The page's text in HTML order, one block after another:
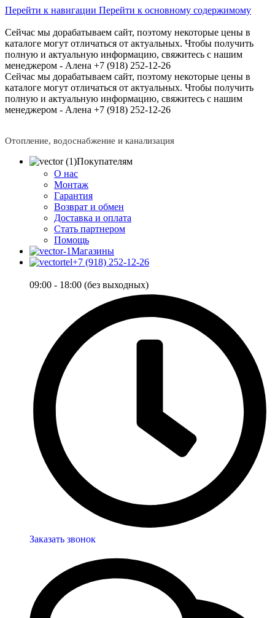
Перейти к навигации Перейти к основному содержимому
Сейчас мы дорабатываем сайт, поэтому некоторые цены в
каталоге могут отличаться от актуальных. Чтобы получить
полную и актуальную информацию, свяжитесь с нашим
менеджером - Алена +7 (918) 252-12-26
Сейчас мы дорабатываем сайт, поэтому некоторые цены в
каталоге могут отличаться от актуальных. Чтобы получить
полную и актуальную информацию, свяжитесь с нашим
менеджером - Алена +7 (918) 252-12-26
Отопление, водоснабжение и канализация
Покупателям
О нас
Монтаж
Гарантия
Возврат и обмен
Доставка и оплата
Стать партнером
Помощь
Магазины
+7 (918) 252-12-26
09:00 - 18:00 (без выходных)
Заказать звонок